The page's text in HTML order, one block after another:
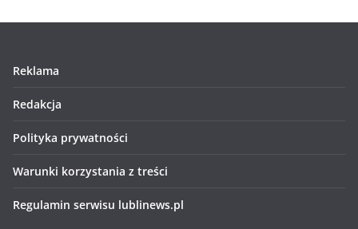
Reklama
Redakcja
Polityka prywatności
Warunki korzystania z treści
Regulamin serwisu lublinews.pl